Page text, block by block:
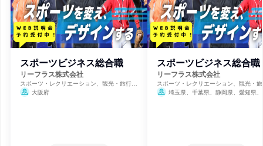
スポーツビジネス総合職
リーフラス株式会社
スポーツ・レクリエーション、観光・旅行・
宿泊、教育支援サービス
大阪府
スポーツビジネス総合職
リーフラス株式会社
スポーツ・レクリエーション、観光・
宿泊、教育支援サービス
埼玉県、千葉県、静岡県、愛知県